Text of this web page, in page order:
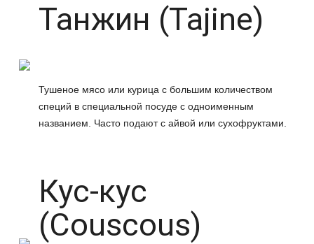
Танжин (Tajine)
Тушеное мясо или курица с большим количеством
специй в специальной посуде с одноименным
названием. Часто подают с айвой или сухофруктами.
Кус-кус
(Couscous)